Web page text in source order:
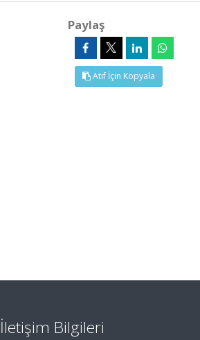
Paylaş
Atıf İçin Kopyala
İletişim Bilgileri